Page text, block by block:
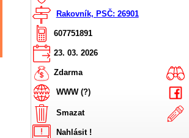
Rakovník, PSČ: 26901
607751891
23. 03. 2026
Zdarma
WWW (?)
Smazat
Nahlásit !